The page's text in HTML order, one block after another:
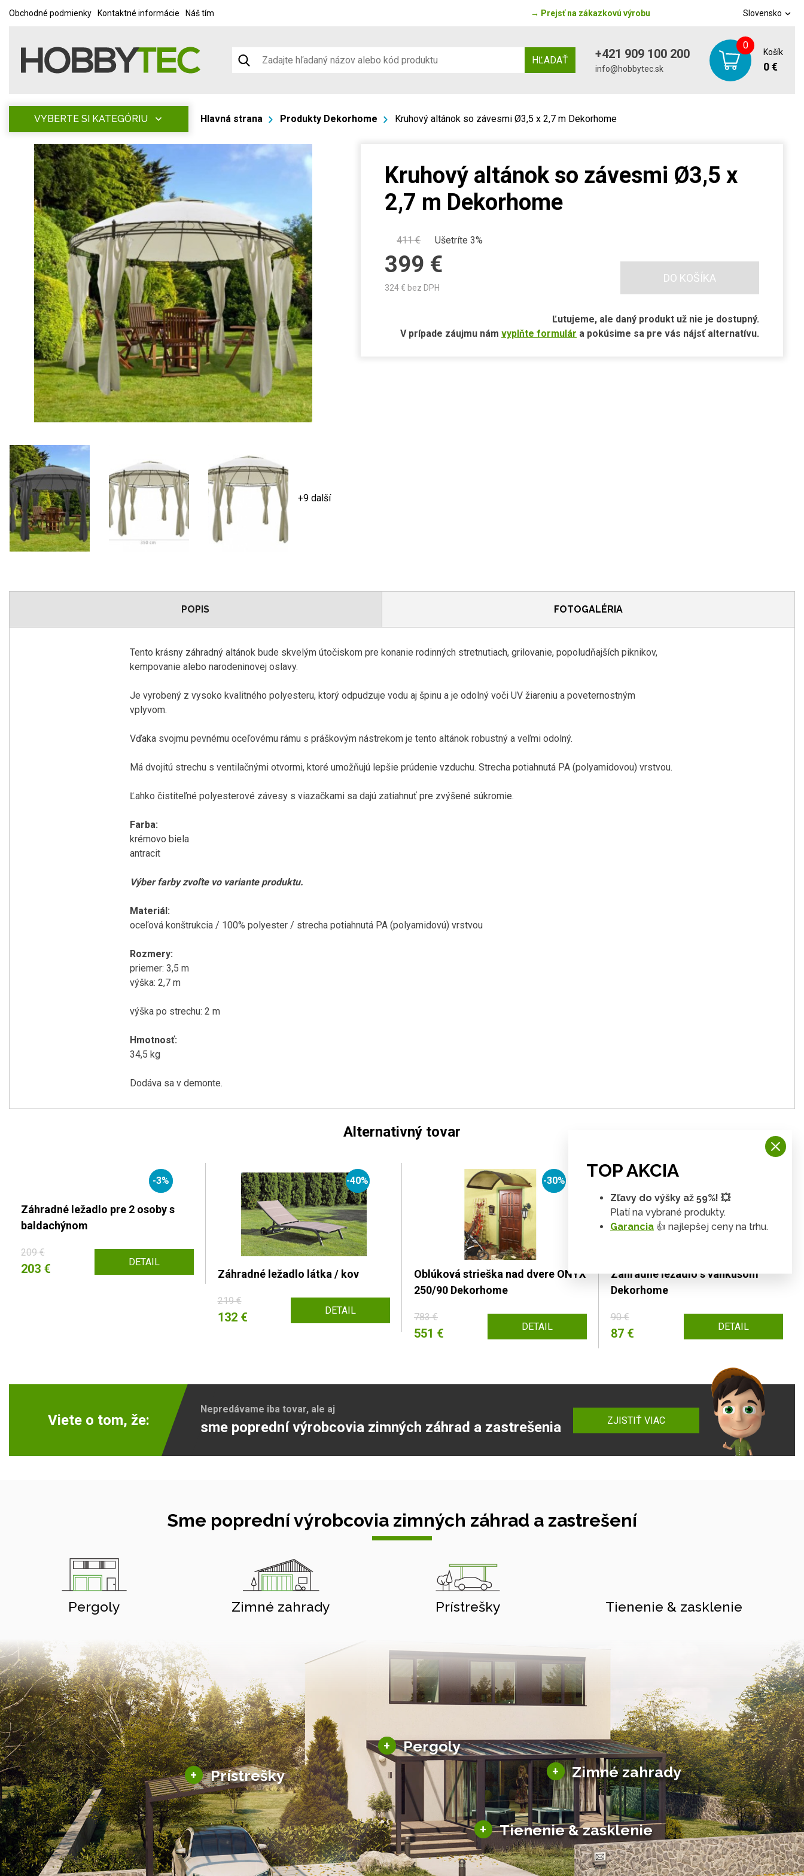
Obchodné podmienky Kontaktné informácie Náš tím → Prejsť na zákazkovú výrobu Slovensko
HĽADAŤ +421 909 100 200
info@hobbytec.sk
0
Košík
0 €
VYBERTE SI KATEGÓRIU Hlavná strana Produkty Dekorhome Kruhový altánok so závesmi Ø3,5 x 2,7 m Dekorhome
+9 další
Kruhový altánok so závesmi Ø3,5 x
2,7 m Dekorhome
411€ Ušetríte 3%
399 €
324€ bez DPH
DO KOŠÍKA
Ľutujeme, ale daný produkt už nie je dostupný.
V prípade záujmu nám vyplňte formulár a pokúsime sa pre vás nájsť alternatívu.
POPIS FOTOGALÉRIA
Tento krásny záhradný altánok bude skvelým útočiskom pre konanie rodinných stretnutiach, grilovanie, popoludňajších piknikov,
kempovanie alebo narodeninovej oslavy.
Je vyrobený z vysoko kvalitného polyesteru, ktorý odpudzuje vodu aj špinu a je odolný voči UV žiareniu a poveternostným
vplyvom.
Vďaka svojmu pevnému oceľovému rámu s práškovým nástrekom je tento altánok robustný a veľmi odolný.
Má dvojitú strechu s ventilačnými otvormi, ktoré umožňujú lepšie prúdenie vzduchu. Strecha potiahnutá PA (polyamidovou) vrstvou.
Ľahko čistiteľné polyesterové závesy s viazačkami sa dajú zatiahnuť pre zvýšené súkromie.
Farba:
krémovo biela
antracit
Výber farby zvoľte vo variante produktu.
Materiál:
oceľová konštrukcia / 100% polyester / strecha potiahnutá PA (polyamidovú) vrstvou
Rozmery:
priemer: 3,5 m
výška: 2,7 m
výška po strechu: 2 m
Hmotnosť:
34,5 kg
Dodáva sa v demonte.
Alternativný tovar
-3%
Záhradné ležadlo pre 2 osoby s
baldachýnom
209 €
203 € DETAIL
-40%
Záhradné ležadlo látka / kov
219 €
132 € DETAIL
-30%
Oblúková strieška nad dvere ONYX
250/90 Dekorhome
783 €
551 € DETAIL
Záhradné ležadlo s vankúšom
Dekorhome
90 €
87 € DETAIL
Viete o tom, že:
Nepredávame iba tovar, ale aj
sme poprední výrobcovia zimných záhrad a zastrešenia ZJISTIŤ VIAC
Sme poprední výrobcovia zimných záhrad a zastrešení
Pergoly Zimné zahrady Prístrešky Tienenie & zasklenie
+ Pergoly
Hliníkové pergoly
Bioklimatické pergoly
Altány a zastrešenie
Solárne pergoly
+ Zimné zahrady
Sezónne zimné záhrady
Hliníkové zimné záhrady
Posuvné zimné záhrady
Solárne zimné záhrady
+ Prístrešky
Hliníkové prístrešky
Solárne prístrešky pre auto
+ Tienenie & zasklenie
Tienenie
Zasklenie
TOP AKCIA
Zľavy do výšky až 59%! 💥
Platí na vybrané produkty.
Garancia 👍 najlepšej ceny na trhu.